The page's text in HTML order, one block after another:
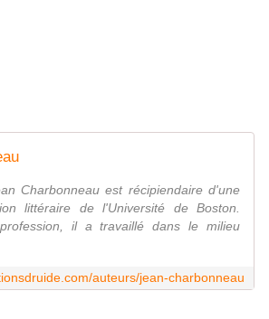
Charbonneau est récipiendaire d'une
littéraire de l'Université de Boston.
il a travaillé dans le milieu
auteurs/jean-charbonneau